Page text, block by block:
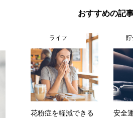
おすすめの記
ライフ
花粉症を軽減できる
安全